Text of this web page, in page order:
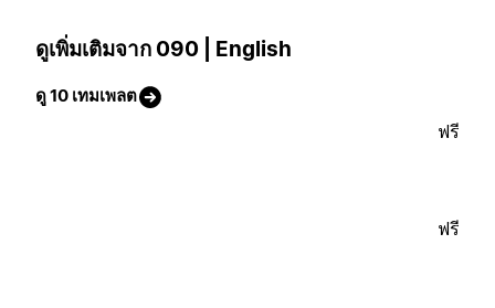
ดูเพิ่มเติมจาก 090 | English
ดู 10 เทมเพลต
ฟรี
ฟรี